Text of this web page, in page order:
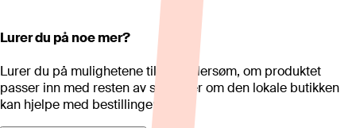
Lurer du på noe mer?
Lurer du på mulighetene til skreddersøm, om produktet
passer inn med resten av stua eller om den lokale butikken
kan hjelpe med bestillingen?